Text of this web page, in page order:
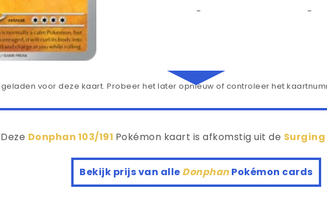
- -
voor deze kaart. Probeer het later opnieuw of controleer het
Deze Donphan 103/191 Pokémon kaart is afkomstig uit de
Bekijk prijs van alle DonphanPokémon cards